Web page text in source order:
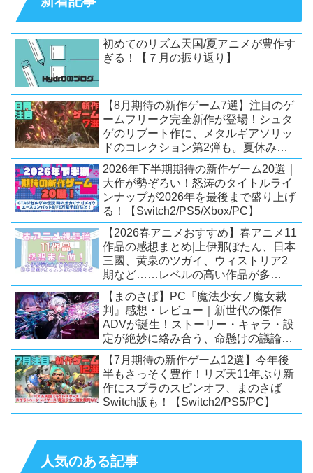
初めてのリズム天国/夏アニメが豊作す
ぎる！【７月の振り返り】
【8月期待の新作ゲーム7選】注目のゲ
ームフリーク完全新作が登場！シュタ
ゲのリブート作に、メタルギアソリッ
ドのコレクション第2弾も。夏休みを
盛り上げるタイトル大集合！
【Switch2/PS5/PC】
2026年下半期期待の新作ゲーム20選｜
大作が勢ぞろい！怒涛のタイトルライ
ンナップが2026年を最後まで盛り上げ
る！【Switch2/PS5/Xbox/PC】
【2026春アニメおすすめ】春アニメ11
作品の感想まとめ|上伊那ぼたん、日本
三國、黄泉のツガイ、ウィストリア2
期など……レベルの高い作品が多
い！？
【まのさば】PC『魔法少女ノ魔女裁
判』感想・レビュー｜新世代の傑作
ADVが誕生！ストーリー・キャラ・設
定が絶妙に絡み合う、命懸けの議論ミ
ステリー【PC/Switch】
【7月期待の新作ゲーム12選】今年後
半もさっそく豊作！リズ天11年ぶり新
作にスプラのスピンオフ、まのさば
Switch版も！【Switch2/PS5/PC】
人気のある記事